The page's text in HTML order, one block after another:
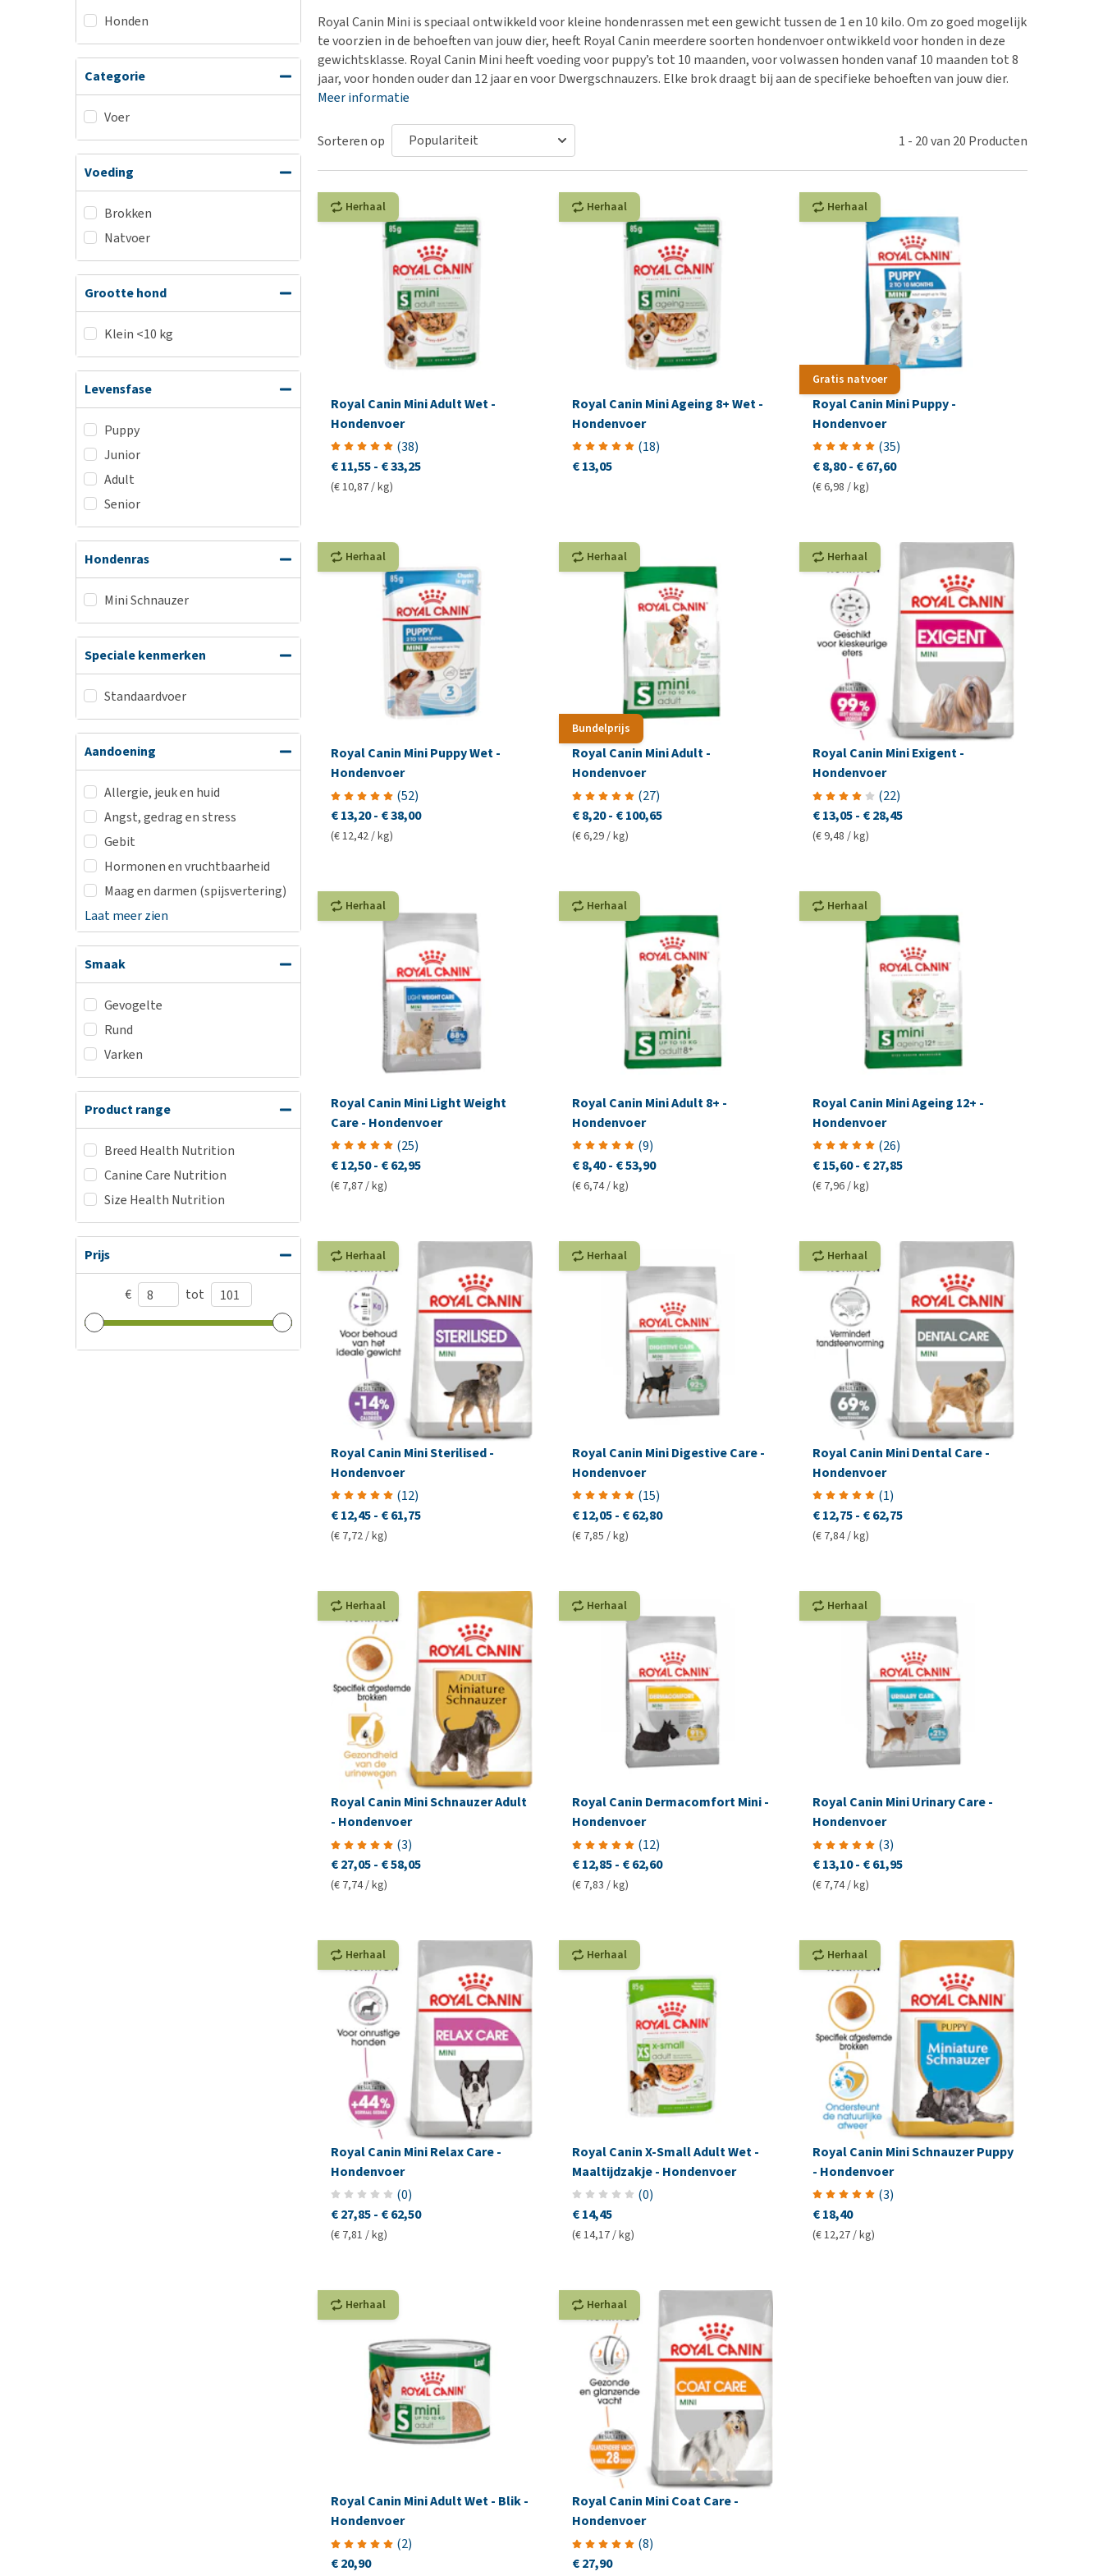
Biologisch hondenvoer
Vegan hondenvoer
Snacks
Voer- en drinkbakken
Op reis en onderweg
Puppy benodigdheden
Puppy apotheek
Vuurwerkangst
Bekijk alles
Ouderdom en dementie
Overgewicht en conditie
Spieren, pezen en botten
Puppy apotheek
Vuurwerkangst
Bekijk alles
Ouderdom en dementie
Overgewicht en conditie
Bekijk alles
Help! Mijn hond plast in
huis. Wat nu?
Bekijk alles
Honden
Categorie
Voer
Voeding
Brokken
Natvoer
Grootte hond
Klein <10 kg
Levensfase
Puppy
Junior
Adult
Senior
Hondenras
Mini Schnauzer
Speciale kenmerken
Standaardvoer
Aandoening
Allergie, jeuk en huid
Angst, gedrag en stress
Gebit
Hormonen en vruchtbaarheid
Maag en darmen (spijsvertering)
Laat meer zien
Smaak
Gevogelte
Rund
Varken
Product range
Breed Health Nutrition
Canine Care Nutrition
Size Health Nutrition
Prijs
€ tot
Royal Canin Mini is speciaal ontwikkeld voor kleine hondenrassen met een gewicht tussen de 1 en 10 kilo. Om zo goed mogelijk
te voorzien in de behoeften van jouw dier, heeft Royal Canin meerdere soorten hondenvoer ontwikkeld voor honden in deze
gewichtsklasse. Royal Canin Mini heeft voeding voor puppy’s tot 10 maanden, voor volwassen honden vanaf 10 maanden tot 8
jaar, voor honden ouder dan 12 jaar en voor Dwergschnauzers. Elke brok draagt bij aan de specifieke behoeften van jouw dier.
Meer informatie
Sorteren op 1 - 20van 20 Producten
Herhaal
Royal Canin Mini Adult Wet -
Hondenvoer
(38)
€ 11,55- € 33,25
(€ 10,87 / kg)
Herhaal
Royal Canin Mini Ageing 8+ Wet -
Hondenvoer
(18)
€ 13,05
Gratis natvoer
Herhaal
Royal Canin Mini Puppy -
Hondenvoer
(35)
€ 8,80- € 67,60
(€ 6,98 / kg)
Herhaal
Royal Canin Mini Puppy Wet -
Hondenvoer
(52)
€ 13,20- € 38,00
(€ 12,42 / kg)
Bundelprijs
Herhaal
Royal Canin Mini Adult -
Hondenvoer
(27)
€ 8,20 - € 100,65
(€ 6,29 / kg)
Herhaal
Royal Canin Mini Exigent -
Hondenvoer
(22)
€ 13,05- € 28,45
(€ 9,48 / kg)
Herhaal
Royal Canin Mini Light Weight
Care - Hondenvoer
(25)
€ 12,50- € 62,95
(€ 7,87 / kg)
Herhaal
Royal Canin Mini Adult 8+ -
Hondenvoer
(9)
€ 8,40 - € 53,90
(€ 6,74 / kg)
Herhaal
Royal Canin Mini Ageing 12+ -
Hondenvoer
(26)
€ 15,60- € 27,85
(€ 7,96 / kg)
Herhaal
Royal Canin Mini Sterilised -
Hondenvoer
(12)
€ 12,45- € 61,75
(€ 7,72 / kg)
Herhaal
Royal Canin Mini Digestive Care -
Hondenvoer
(15)
€ 12,05 - € 62,80
(€ 7,85 / kg)
Herhaal
Royal Canin Mini Dental Care -
Hondenvoer
(1)
€ 12,75- € 62,75
(€ 7,84 / kg)
Herhaal
Royal Canin Mini Schnauzer Adult
- Hondenvoer
(3)
€ 27,05- € 58,05
(€ 7,74 / kg)
Herhaal
Royal Canin Dermacomfort Mini -
Hondenvoer
(12)
€ 12,85 - € 62,60
(€ 7,83 / kg)
Herhaal
Royal Canin Mini Urinary Care -
Hondenvoer
(3)
€ 13,10- € 61,95
(€ 7,74 / kg)
Herhaal
Royal Canin Mini Relax Care -
Hondenvoer
(0)
€ 27,85- € 62,50
(€ 7,81 / kg)
Herhaal
Royal Canin X-Small Adult Wet -
Maaltijdzakje - Hondenvoer
(0)
€ 14,45
(€ 14,17 / kg)
Herhaal
Royal Canin Mini Schnauzer Puppy
- Hondenvoer
(3)
€ 18,40
(€ 12,27 / kg)
Herhaal
Royal Canin Mini Adult Wet - Blik -
Hondenvoer
(2)
€ 20,90
Herhaal
Royal Canin Mini Coat Care -
Hondenvoer
(8)
€ 27,90